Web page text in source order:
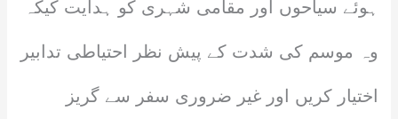
ہوئے سیاحوں اور مقامی شہری کو ہدایت کیکہ
وہ موسم کی شدت کے پیش نظر احتیاطی تدابیر
اختیار کریں اور غیر ضروری سفر سے گریز